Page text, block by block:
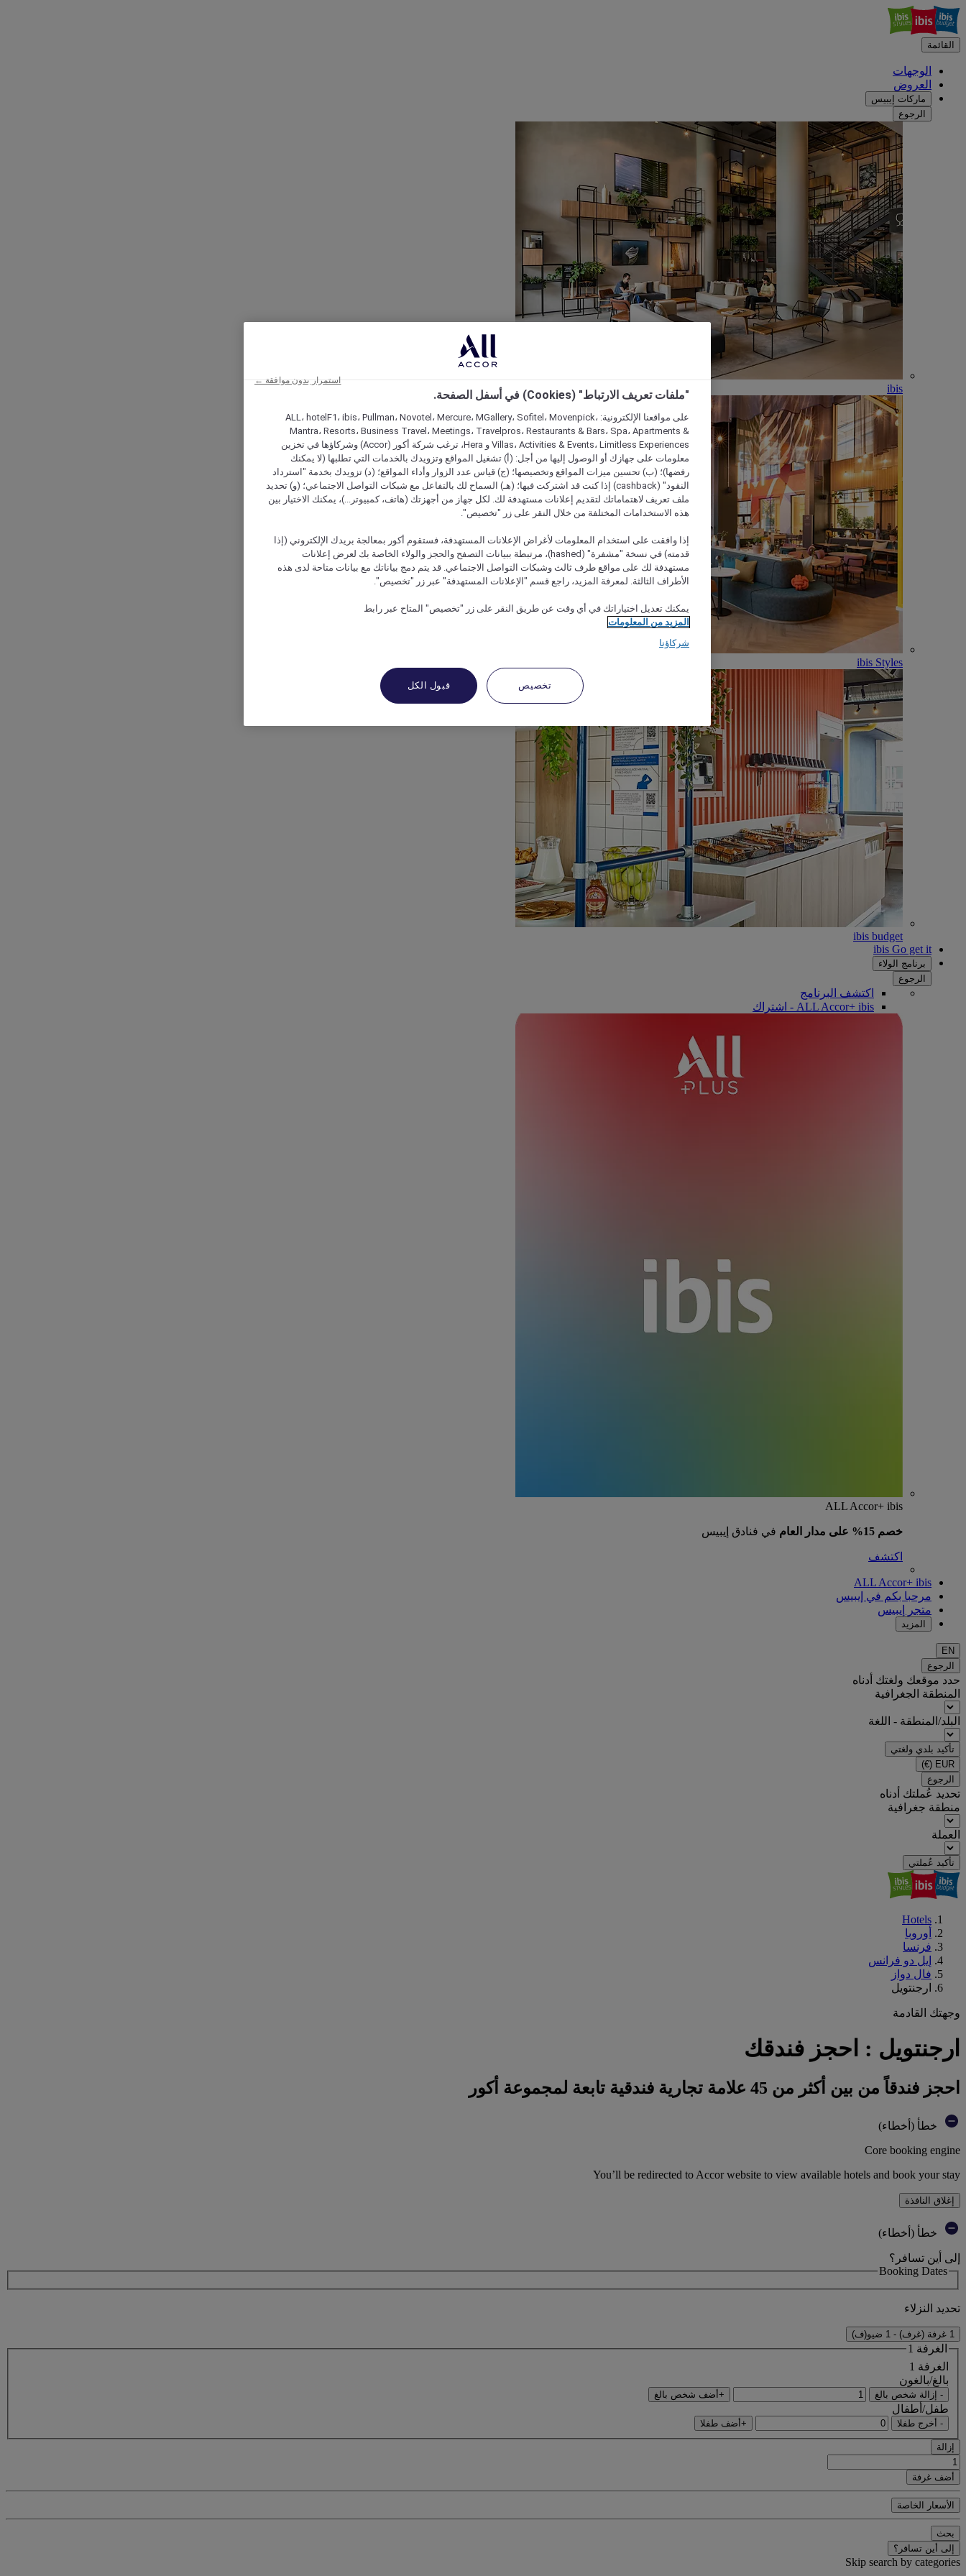
القائمة
الوجهات
العروض
ماركات إيبيس
الرجوع
ibis
ibis Styles
ibis budget
ibis Go get it
برنامج الولاء
الرجوع
اكتشف البرنامج
ALL Accor+ ibis - اشتراك
ALL Accor+ ibis
خصم 15% على مدار العام في فنادق إيبيس
اكتشف
ALL Accor+ ibis
مرحبا بكم في إيبيس
متجر إيبيس
المزيد
EN
الرجوع
حدد موقعك ولغتك أدناه
المنطقة الجغرافية
البلد/المنطقة - اللغة
تأكيد بلدي ولغتي
EUR
(€)
الرجوع
تحديد عُملتك أدناه
منطقة جغرافية
العملة
تأكيد عُملتي
Hotels
أوروبا
فرنسا
إيل دو فرانس
فال دواز
ارجنتويل
وجهتك القادمة
ارجنتويل : احجز فندقك
احجز فندقاً من بين أكثر من 45 علامة تجارية فندقية تابعة لمجموعة أكور
خطأ (أخطاء)
Core booking engine
You’ll be redirected to Accor website to view available hotels and book your stay
إغلاق النافذة
خطأ (أخطاء)
إلى أين تسافر؟
Booking Dates
تحديد النزلاء
1 غرفة (غرف) - 1 ضيو(ف)
الغرفة 1
الغرفة 1
بالغ/بالغون
- إزالة شخص بالغ +أضف شخص بالغ
طفل/أطفال
- أخرج طفلا +أضف طفلا
إزالة
أضف غرفة
الأسعار الخاصة
بحث
إلى أين تسافر؟
Skip search by categories
"ملفات تعريف الارتباط" (Cookies) في أسفل الصفحة.
على مواقعنا الإلكترونية: ALL، hotelF1، ibis، Pullman، Novotel، Mercure، MGallery، Sofitel، Movenpick،
Mantra، Resorts، Business Travel، Meetings، Travelpros، Restaurants & Bars، Spa، Apartments &
Villas، Activities & Events، Limitless Experiences و Hera، ترغب شركة أكور (Accor) وشركاؤها في تخزين
معلومات على جهازك أو الوصول إليها من أجل: (أ) تشغيل المواقع وتزويدك بالخدمات التي تطلبها (لا يمكنك
رفضها)؛ (ب) تحسين ميزات المواقع وتخصيصها؛ (ج) قياس عدد الزوار وأداء المواقع؛ (د) تزويدك بخدمة "استرداد
النقود" (cashback) إذا كنت قد اشتركت فيها؛ (هـ) السماح لك بالتفاعل مع شبكات التواصل الاجتماعي؛ (و) تحديد
ملف تعريف لاهتماماتك لتقديم إعلانات مستهدفة لك. لكل جهاز من أجهزتك (هاتف، كمبيوتر...)، يمكنك الاختيار بين
هذه الاستخدامات المختلفة من خلال النقر على زر "تخصيص".
إذا وافقت على استخدام المعلومات لأغراض الإعلانات المستهدفة، فستقوم أكور بمعالجة بريدك الإلكتروني (إذا
قدمته) في نسخة "مشفرة" (hashed)، مرتبطة ببيانات التصفح والحجز والولاء الخاصة بك لعرض إعلانات
مستهدفة لك على مواقع طرف ثالث وشبكات التواصل الاجتماعي. قد يتم دمج بياناتك مع بيانات متاحة لدى هذه
الأطراف الثالثة. لمعرفة المزيد، راجع قسم "الإعلانات المستهدفة" عبر زر "تخصيص".
يمكنك تعديل اختياراتك في أي وقت عن طريق النقر على زر "تخصيص" المتاح عبر رابط
المزيد من المعلومات
شركاؤنا
تخصيص قبول الكل
استمرار بدون موافقة ←